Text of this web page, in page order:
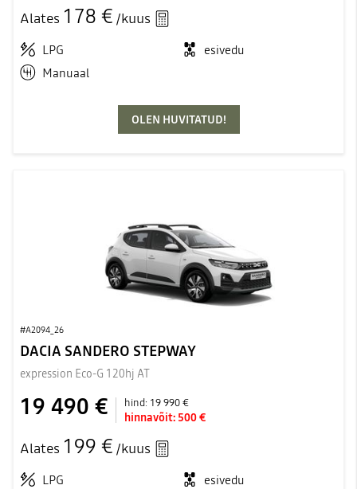
Alates 178 € /kuus
LPG
esivedu
Manuaal
OLEN HUVITATUD!
#A2094_26
DACIA SANDERO STEPWAY
expression Eco-G 120hj AT
19 490 € hind: 19 990 €
hinnavõit: 500 €
Alates 199 € /kuus
LPG
esivedu